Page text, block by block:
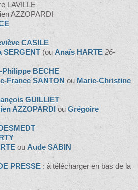
LAVILLE
AZZOPARDI
CASILE
SERGENT (ou Anaïs HARTE 26-
Philippe BECHE
France SANTON ou Marie-Christine
GUILLIET
AZZOPARDI ou Grégoire
ou Aude SABIN
PRESSE : à télécharger en bas de la